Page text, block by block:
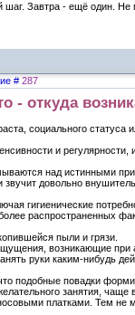
шаг. Завтра - ещё один.
# 287
- откуда
социального
и регулярности,
над истинными
звучит довольно
гигиенические
распространенных
пыли и грязи.
возникающие при
руки каким-нибудь
подобные повадки
занятия,
платками. Тем не